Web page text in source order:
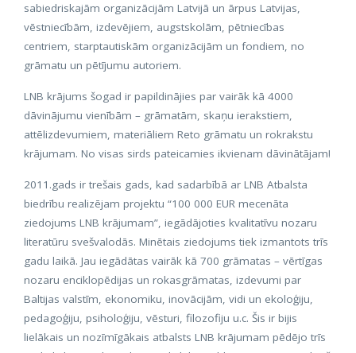
sabiedriskajām organizācijām Latvijā un ārpus Latvijas,
vēstniecībām, izdevējiem, augstskolām, pētniecības
centriem, starptautiskām organizācijām un fondiem, no
grāmatu un pētījumu autoriem.
LNB krājums šogad ir papildinājies par vairāk kā 4000
dāvinājumu vienībām – grāmatām, skaņu ierakstiem,
attēlizdevumiem, materiāliem Reto grāmatu un rokrakstu
krājumam. No visas sirds pateicamies ikvienam dāvinātājam!
2011.gads ir trešais gads, kad sadarbībā ar LNB Atbalsta
biedrību realizējam projektu “100 000 EUR mecenāta
ziedojums LNB krājumam”, iegādājoties kvalitatīvu nozaru
literatūru svešvalodās. Minētais ziedojums tiek izmantots trīs
gadu laikā. Jau iegādātas vairāk kā 700 grāmatas – vērtīgas
nozaru enciklopēdijas un rokasgrāmatas, izdevumi par
Baltijas valstīm, ekonomiku, inovācijām, vidi un ekoloģiju,
pedagoģiju, psiholoģiju, vēsturi, filozofiju u.c. Šis ir bijis
lielākais un nozīmīgākais atbalsts LNB krājumam pēdējo trīs